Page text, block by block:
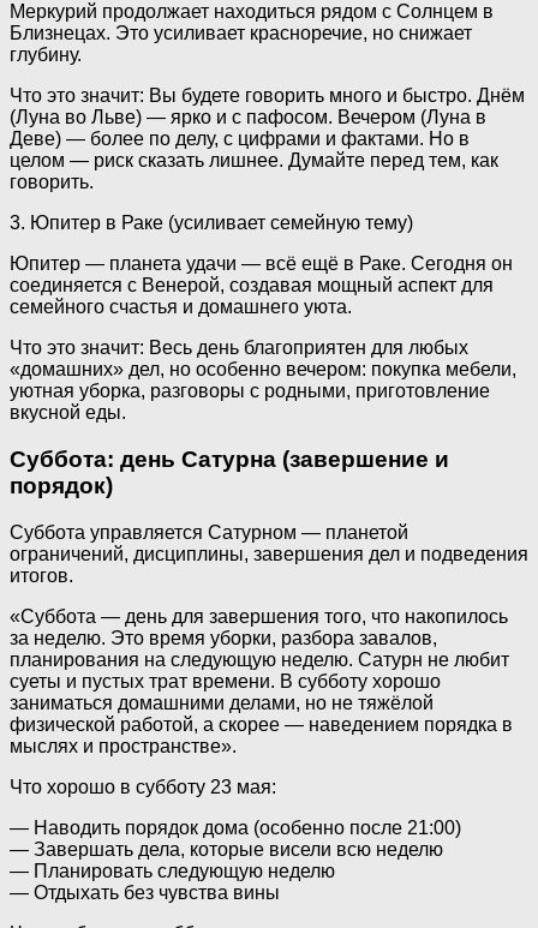
Меркурий продолжает находиться рядом с Солнцем в
Близнецах. Это усиливает красноречие, но снижает
глубину.
Что это значит: Вы будете говорить много и быстро. Днём
(Луна во Льве) — ярко и с пафосом. Вечером (Луна в
Деве) — более по делу, с цифрами и фактами. Но в
целом — риск сказать лишнее. Думайте перед тем, как
говорить.
3. Юпитер в Раке (усиливает семейную тему)
Юпитер — планета удачи — всё ещё в Раке. Сегодня он
соединяется с Венерой, создавая мощный аспект для
семейного счастья и домашнего уюта.
Что это значит: Весь день благоприятен для любых
«домашних» дел, но особенно вечером: покупка мебели,
уютная уборка, разговоры с родными, приготовление
вкусной еды.
Суббота: день Сатурна (завершение и
порядок)
Суббота управляется Сатурном — планетой
ограничений, дисциплины, завершения дел и подведения
итогов.
«Суббота — день для завершения того, что накопилось
за неделю. Это время уборки, разбора завалов,
планирования на следующую неделю. Сатурн не любит
суеты и пустых трат времени. В субботу хорошо
заниматься домашними делами, но не тяжёлой
физической работой, а скорее — наведением порядка в
мыслях и пространстве».
Что хорошо в субботу 23 мая:
— Наводить порядок дома (особенно после 21:00)
— Завершать дела, которые висели всю неделю
— Планировать следующую неделю
— Отдыхать без чувства вины